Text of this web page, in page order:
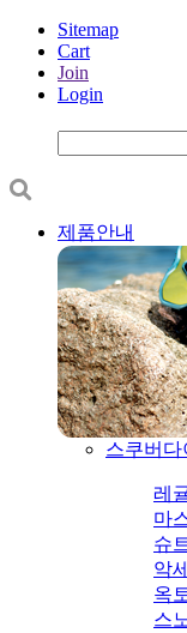
Sitemap
Cart
Join
Login
제품안내
스쿠버다
레
마
슈
악
옥
스